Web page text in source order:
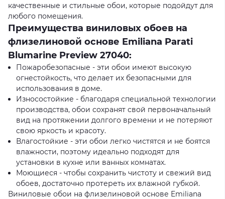
качественные и стильные обои, которые подойдут для
любого помещения.
Преимущества виниловых обоев на
флизелиновой основе Emiliana Parati
Blumarine Preview 27040:
Пожаробезопасные - эти обои имеют высокую
огнестойкость, что делает их безопасными для
использования в доме.
Износостойкие - благодаря специальной технологии
производства, обои сохранят свой первоначальный
вид на протяжении долгого времени и не потеряют
свою яркость и красоту.
Влагостойкие - эти обои легко чистятся и не боятся
влажности, поэтому идеально подходят для
установки в кухне или ванных комнатах.
Моющиеся - чтобы сохранить чистоту и свежий вид
обоев, достаточно протереть их влажной губкой.
Виниловые обои на флизелиновой основе Emiliana